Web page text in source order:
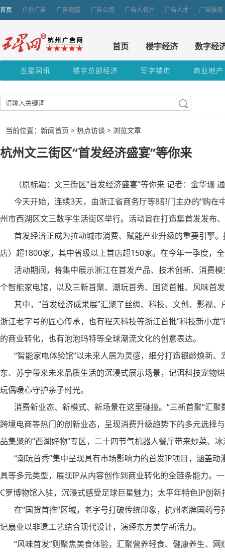
首页 户外广告 广告商情 广告公司 广告人名片 广告人才 广告服务
首页 楼宇经济 数字经
五星网讯 楼宇总部经济 写字楼市 商业地产
当前位置：新闻首页 > 热点访谈 > 浏览文章
杭州文三街区“首发经济盛宴”等你来
（原标题：文三街区“首发经济盛宴”等你来 记者：金华珊
今天开始，连续3天，由浙江省商务厅等8部门主办的“购在
州市西湖区文三数字生活街区举行。活动旨在打造集首发发布
首发经济正成为拉动城市消费、赋能产业升级的重要引擎
店）超1800家，其中省级以上首店超150家。在今年一季度，
活动期间，将集中展示浙江在首发产品、技术创新、消费
个智能家电馆，以及三新首聚、潮玩首秀、国货首推、风味首
其中，“首发经济成果展”汇聚了丝绸、科技、文创、影视、
浙江老字号的匠心传承，也有程天科技等浙江首批“科技新小
的商业转化，也有泡泡玛特等全球潮流文化的创意表达。
“智能家电体验馆”以未来人居为灵感，细分打造银龄焕新、
东、苏宁带来未来品质生活的沉浸式展示场景，记洱科技宠物
玩偶暖心守护亲子时光。
消费新业态、新模式、新场景在这里碰撞。“三新首聚”汇聚
跨境电商等热门的创新业态，呈现消费升级趋势下的多元选择
品集聚的“西湖好物”专区，二十四节气机器人餐厅带来炒菜、
“潮玩首秀”集中呈现具有市场影响力的首发IP项目，涵盖动
具等多元类型，展现IP从内容创作到商业转化的全链条能力。
C罗博物馆入驻，沉浸式感受足球巨星魅力；太平年特色IP创
在“国货首推”区域，老字号打破传统印象，杭州老牌国药号
记扇业以非遗工艺结合现代设计，演绎东方美学新活力。
“风味首发”则聚焦美食体验，汇聚营养轻食、健康养生、网